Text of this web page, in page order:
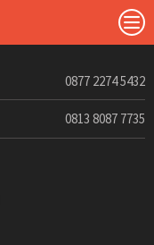
0877 2274 5432
0813 8087 7735